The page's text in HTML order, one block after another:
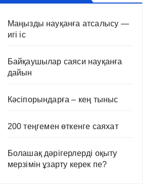
Маңызды науқанға атсалысу —
игі іс
Байқаушылар саяси науқанға
дайын
Кәсіпорындарға – кең тыныс
200 теңгемен өткенге саяхат
Болашақ дәрігерлерді оқыту
мерзімін ұзарту керек пе?